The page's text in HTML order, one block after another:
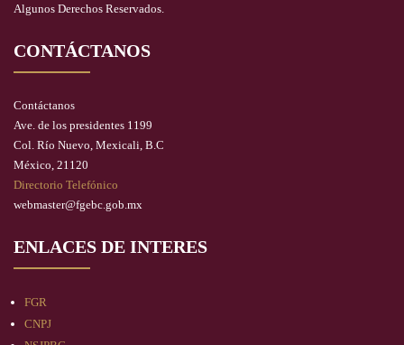
Algunos Derechos Reservados.
CONTÁCTANOS
Contáctanos
Ave. de los presidentes 1199
Col. Río Nuevo, Mexicali, B.C
México, 21120
Directorio Telefónico
webmaster@fgebc.gob.mx
ENLACES DE INTERES
FGR
CNPJ